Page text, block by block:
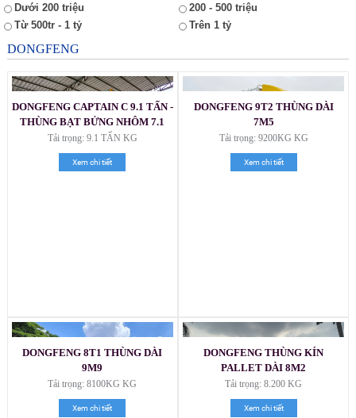
Dưới 200 triệu
200 - 500 triệu
Từ 500tr - 1 tỷ
Trên 1 tỷ
DONGFENG
DONGFENG CAPTAIN C 9.1 TẤN -
THÙNG BẠT BỬNG NHÔM 7.1
MÉT
Tải trọng: 9.1 TẤN KG
Xem chi tiết
DONGFENG 9T2 THÙNG DÀI
7M5
Tải trọng: 9200KG KG
Xem chi tiết
DONGFENG 8T1 THÙNG DÀI
9M9
Tải trọng: 8100KG KG
Xem chi tiết
DONGFENG THÙNG KÍN
PALLET DÀI 8M2
Tải trọng: 8.200 KG
Xem chi tiết